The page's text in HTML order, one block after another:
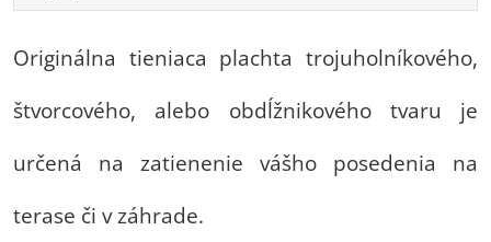
Originálna tieniaca plachta trojuholníkového,
štvorcového, alebo obdĺžnikového tvaru je
určená na zatienenie vášho posedenia na
terase či v záhrade.